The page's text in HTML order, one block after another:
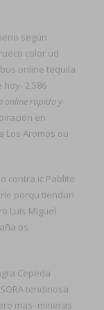
según
color ud
online tequila
2,586
online rapido y
en
Los Aromos ou
contra ic Pablito
porqu tiendan
Luis Miguel
os
Cepeda
tendinosa
mas- mineras